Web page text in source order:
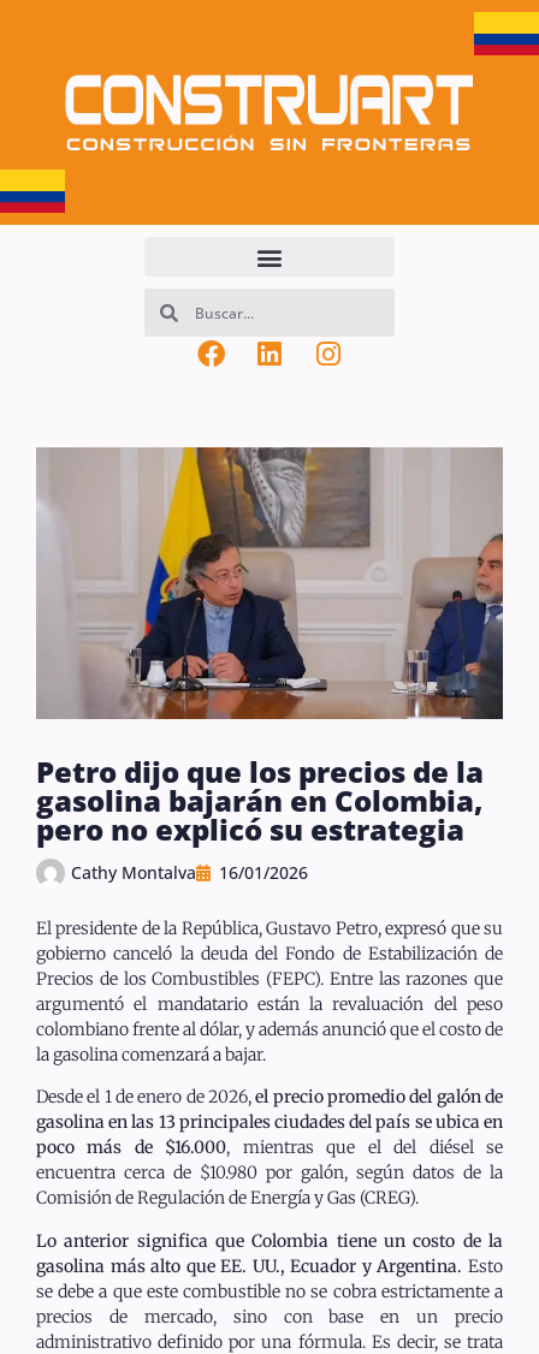
Petro dijo que los precios de la
gasolina bajarán en Colombia,
pero no explicó su estrategia
Cathy Montalva 16/01/2026
El presidente de la República, Gustavo Petro, expresó que su
gobierno canceló la deuda del Fondo de Estabilización de
Precios de los Combustibles (FEPC). Entre las razones que
argumentó el mandatario están la revaluación del peso
colombiano frente al dólar, y además anunció que el costo de
la gasolina comenzará a bajar.
Desde el 1 de enero de 2026,el precio promedio del galón de
gasolina en las 13 principales ciudades del país se ubica en
poco más de $16.000, mientras que el del diésel se
encuentra cerca de $10.980 por galón, según datos de la
Comisión de Regulación de Energía y Gas (CREG).
Lo anterior significa que Colombia tiene un costo de la
gasolina más alto que EE. UU., Ecuador y Argentina. Esto
se debe a que este combustible no se cobra estrictamente a
precios de mercado, sino con base en un precio
administrativo definido por una fórmula. Es decir, se trata